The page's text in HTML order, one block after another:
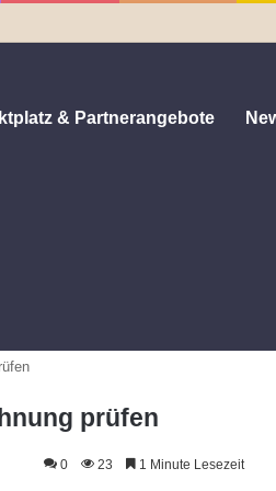
& Partnerangebote
prüfen
0 23 1 Minute Lesezeit